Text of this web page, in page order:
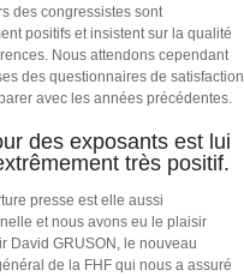
des congressistes sont
positifs et insistent sur la qualité
Nous attendons cependant
des questionnaires de satisfaction
avec les années précédentes.
des exposants est lui
très positif.
presse est elle aussi
et nous avons eu le plaisir
David GRUSON, le nouveau
de la FHF qui nous a assuré